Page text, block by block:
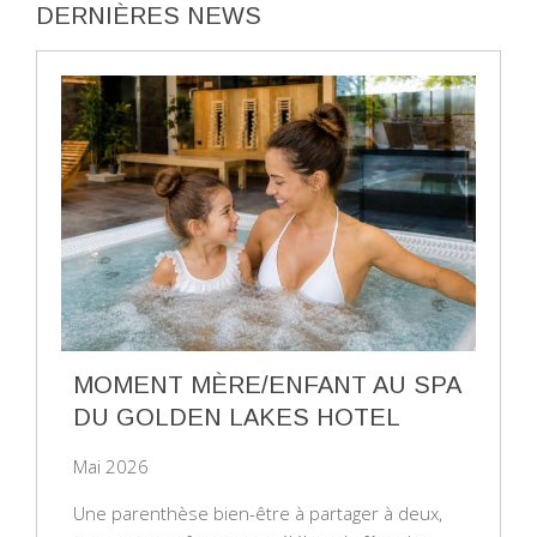
DERNIÈRES NEWS
MOMENT MÈRE/ENFANT AU SPA
DU GOLDEN LAKES HOTEL
Mai 2026
Une parenthèse bien-être à partager à deux,